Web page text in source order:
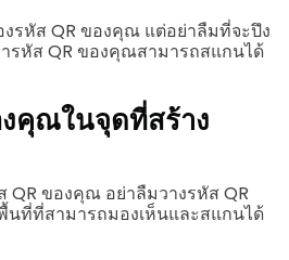
รหัส QR ของคุณ แต่อย่าลืมที่จะปึง
รหัส QR ของคุณสามารถสแกนได้
งคุณในจุดที่สร้าง
QR ของคุณ อย่าลืมวางรหัส QR
ที่ที่สามารถมองเห็นและสแกนได้